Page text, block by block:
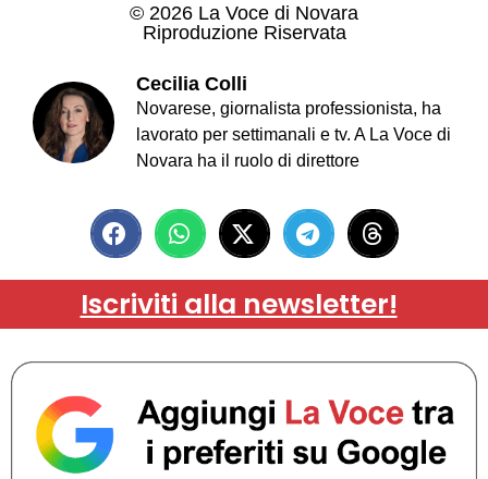
© 2026 La Voce di Novara
Riproduzione Riservata
Cecilia Colli
Novarese, giornalista professionista, ha
lavorato per settimanali e tv. A La Voce di
Novara ha il ruolo di direttore
Iscriviti alla newsletter!